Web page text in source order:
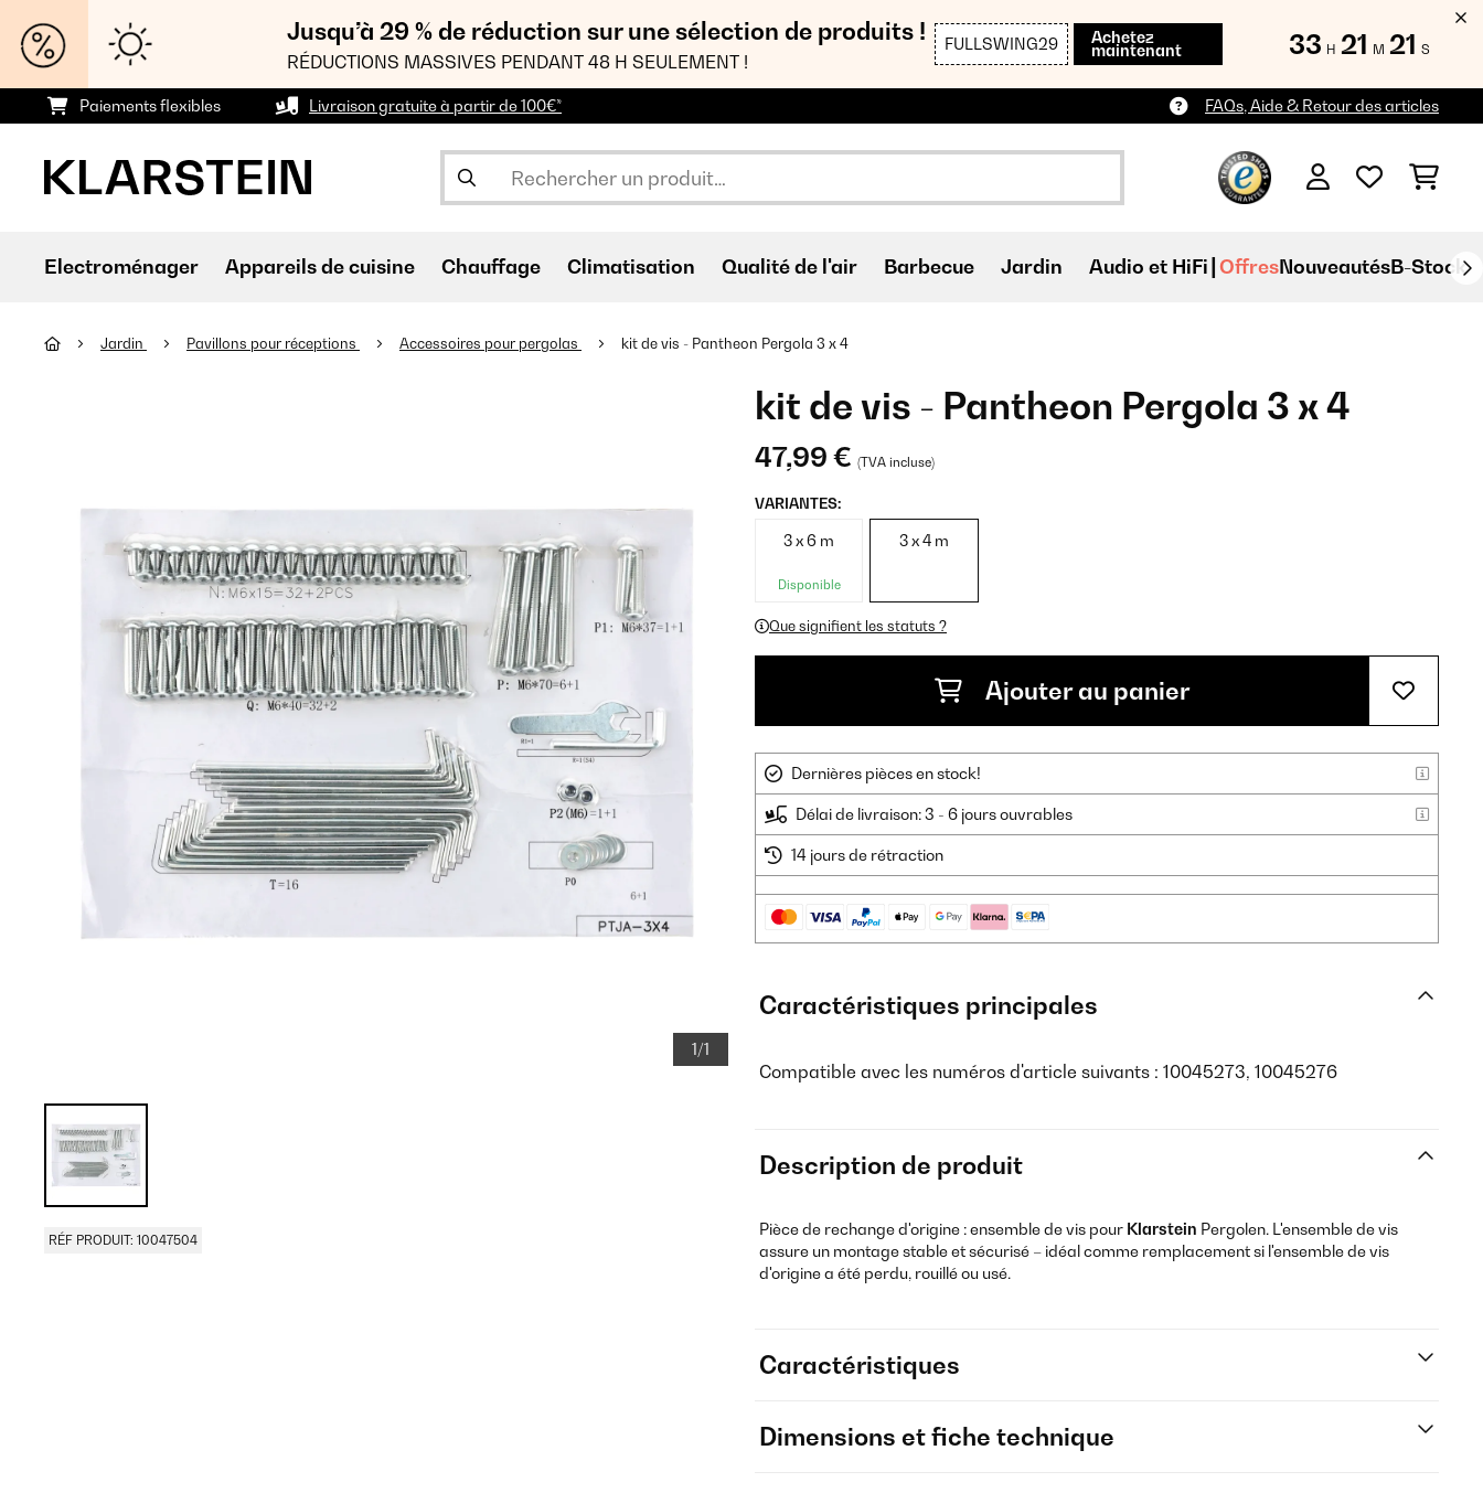
Jusqu’à 29 % de réduction sur une sélection de produits !
RÉDUCTIONS MASSIVES PENDANT 48 H SEULEMENT !
FULLSWING29 Achetez
maintenant 33 H 21 M 20 S
Paiements flexibles Livraison gratuite à partir de 100€* FAQs, Aide & Retour des articles
Electroménager Appareils de cuisine Chauffage Climatisation Qualité de l'air Barbecue Jardin Audio et HiFi OffresNouveautésB-Stock
Jardin Pavillons pour réceptions Accessoires pour pergolas kit de vis - Pantheon Pergola 3 x 4
1/1
RÉF PRODUIT: 10047504
kit de vis - Pantheon Pergola 3 x 4
47,99 € (TVA incluse)
VARIANTES:
3 x 6 m
Disponible
3 x 4 m
Que signifient les statuts ?
Ajouter au panier
Dernières pièces en stock!
Délai de livraison: 3 - 6 jours ouvrables
14 jours de rétraction
Caractéristiques principales
Compatible avec les numéros d'article suivants : 10045273, 10045276
Description de produit
Pièce de rechange d'origine : ensemble de vis pour Klarstein Pergolen. L'ensemble de vis
assure un montage stable et sécurisé – idéal comme remplacement si l'ensemble de vis
d'origine a été perdu, rouillé ou usé.
Caractéristiques
Dimensions et fiche technique